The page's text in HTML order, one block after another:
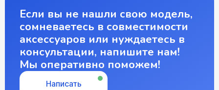
Если вы не нашли свою модель,
сомневаетесь в совместимости
аксессуаров или нуждаетесь в
консультации, напишите нам!
Мы оперативно поможем!
Написать